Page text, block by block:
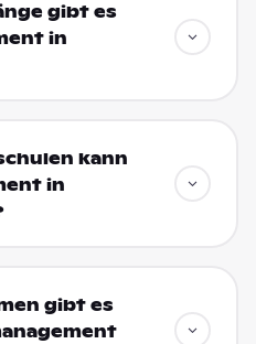
gibt es
in
kann
in
gibt es